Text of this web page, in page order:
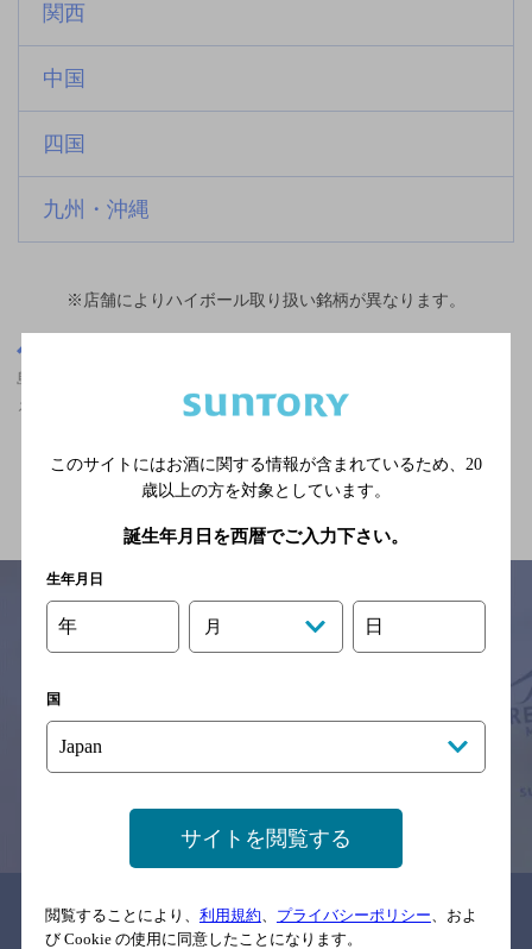
関西
中国
四国
九州・沖縄
※店舗によりハイボール取り扱い銘柄が異なります。
島根県,創作洋食,ザ・プレミアム・モルツが飲める,大勢で楽しめ
る,2,000円以上～3,000円未満のお店
関連ページ
※それぞれのお店のメニューや営業時間などの掲載情報については、
予告なしに変更されることがありますので、
念のためお店にご確認の上ご来店くださいますようお願い申し上げま
情報提供：ぐるなび
関連リンク
このサイトにはお酒に関する情報が含まれているため、 20
歳以上の方を対象としています。
誕生年月日を西暦でご入力下さい。
生年月日
年 月 日
国
サイトを閲覧する
閲覧することにより、 利用規約、 プライバシーポリシー、およ
び Cookie の使用に同意したことになります。